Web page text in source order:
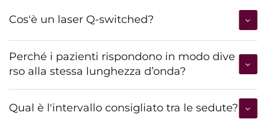
Cos'è un laser Q-switched?
Perché i pazienti rispondono in modo dive
rso alla stessa lunghezza d’onda?
Qual è l'intervallo consigliato tra le sedute?